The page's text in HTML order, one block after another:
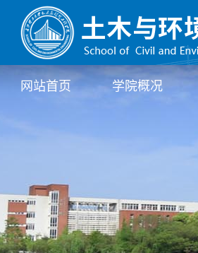
网站首页 学院概况